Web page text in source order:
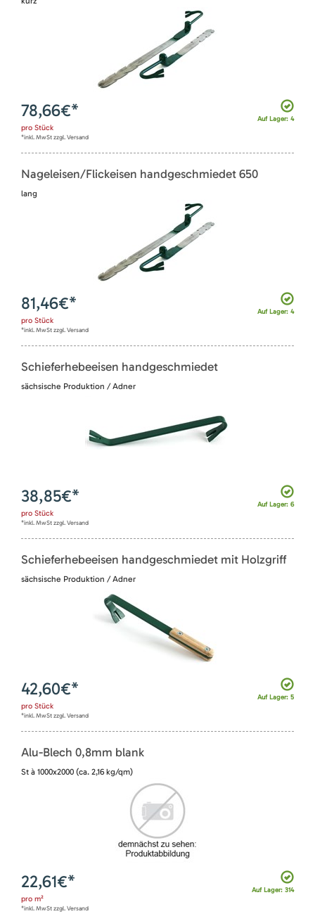
Auf Lager: 4
78,66€*
pro Stück
*inkl. MwSt zzgl. Versand
Nageleisen/Flickeisen handgeschmiedet 650
lang
Auf Lager: 4
81,46€*
pro Stück
*inkl. MwSt zzgl. Versand
Schieferhebeeisen handgeschmiedet
sächsische Produktion / Adner
Auf Lager: 6
38,85€*
pro Stück
*inkl. MwSt zzgl. Versand
Schieferhebeeisen handgeschmiedet mit Holzgriff
sächsische Produktion / Adner
Auf Lager: 5
42,60€*
pro Stück
*inkl. MwSt zzgl. Versand
Alu-Blech 0,8mm blank
St à 1000x2000 (ca. 2,16 kg/qm)
Auf Lager: 314
22,61€*
pro m²
*inkl. MwSt zzgl. Versand